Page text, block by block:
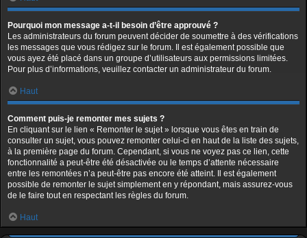
Pourquoi mon message a-t-il besoin d’être approuvé ?
Les administrateurs du forum peuvent décider de soumettre à des vérifications
les messages que vous rédigez sur le forum. Il est également possible que
vous ayez été placé dans un groupe d’utilisateurs aux permissions limitées.
Pour plus d’informations, veuillez contacter un administrateur du forum.
Haut
Comment puis-je remonter mes sujets ?
En cliquant sur le lien « Remonter le sujet » lorsque vous êtes en train de
consulter un sujet, vous pouvez remonter celui-ci en haut de la liste des sujets,
à la première page du forum. Cependant, si vous ne voyez pas ce lien, cette
fonctionnalité a peut-être été désactivée ou le temps d’attente nécessaire
entre les remontées n’a peut-être pas encore été atteint. Il est également
possible de remonter le sujet simplement en y répondant, mais assurez-vous
de le faire tout en respectant les règles du forum.
Haut